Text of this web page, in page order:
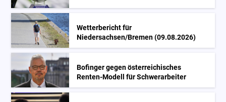
Wetterbericht für
Niedersachsen/Bremen (09.08.2026)
Bofinger gegen österreichisches
Renten-Modell für Schwerarbeiter